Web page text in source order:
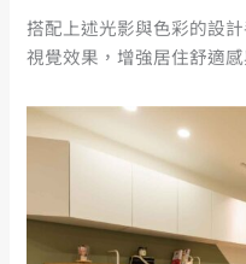
搭配上述光影與色彩的設
視覺效果，增強居住舒適感